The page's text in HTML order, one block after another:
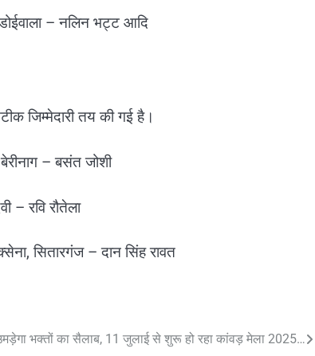
– नलिन भट्ट आदि
जिम्मेदारी तय की गई है।
– बसंत जोशी
– रवि रौतेला
सितारगंज – दान सिंह रावत
उमड़ेगा भक्तों का सैलाब, 11 जुलाई से शुरू हो रहा कांवड़ मेला 2025…